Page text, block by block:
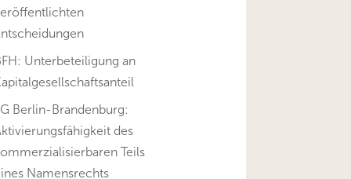
Unterbeteiligung an
Berlin-Brandenburg:
des
Teils
Namensrechts